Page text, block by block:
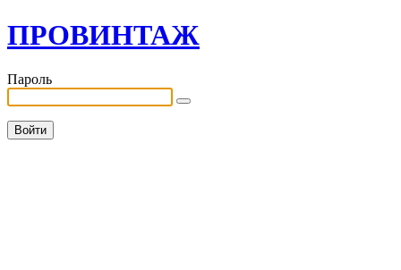
ПРОВИНТАЖ
Пароль